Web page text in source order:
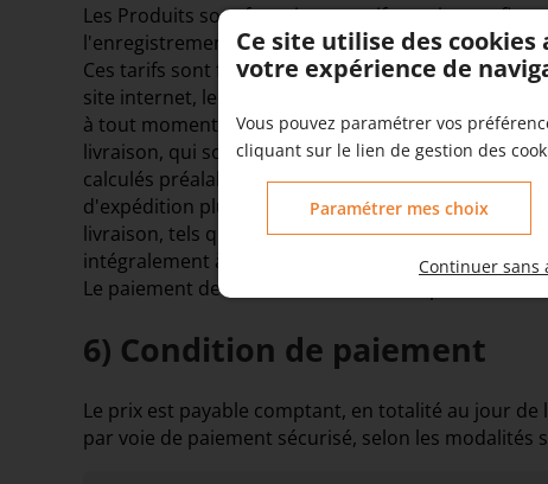
Les Produits sont fournis aux tarifs en vigueur
l'enregistrement de la commande par le Vendeur.
Ces tarifs sont fermes et non révisables pendant
site internet, le Vendeur se réservant le droit,
à tout moment. Ils ne comprennent pas les frais
livraison, qui sont facturés en supplément, dans
calculés préalablement à la passation de la
d'expédition plus rapide ou plus coûteux que
livraison, tels qu'ils apparaissent au moment de la
intégralement à sa charge.
Le paiement demandé au Client correspond au
6) Condition de paiement
Le prix est payable comptant, en totalité au jour
par voie de paiement sécurisé, selon les modalités
Ce site utilise des cookies
votre expérience de
Vous pouvez paramétrer vos
cliquant sur le lien de gestion des
Paramétrer mes choix
Continuer sans